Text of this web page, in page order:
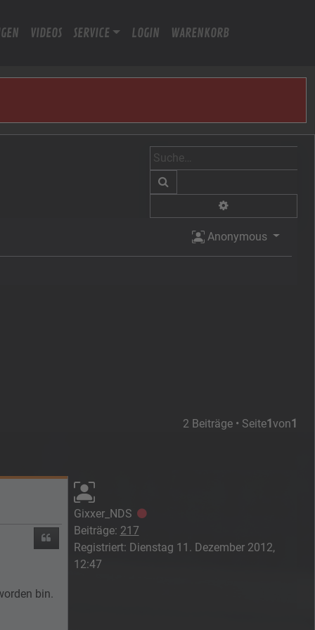
VIDEOS SERVICE LOGIN WARENKORB
Anonymous
2 Beiträge • Seite1von1
Gixxer_NDS Offline
Beiträge: 217
Registriert: Dienstag 11. Dezember 2012,
12:47
Zitieren
bin.